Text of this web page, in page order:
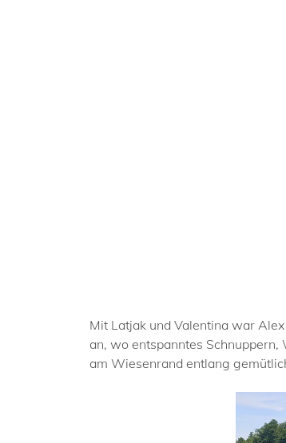
Mit Latjak und Valentina war
an, wo entspanntes
am Wiesenrand entlang